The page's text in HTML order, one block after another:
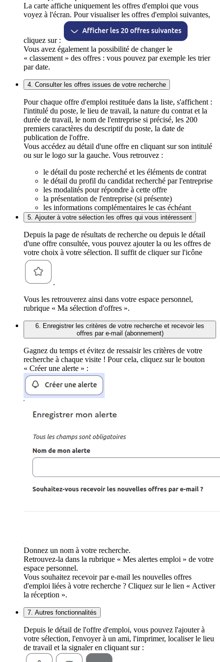
La carte affiche uniquement les offres d'emploi que vous
voyez à l'écran. Pour visualiser les offres d'emploi suivantes,
cliquez sur :
Vous avez également la possibilité de changer le
« classement » des offres : vous pouvez par exemple les trier
par date.
4. Consulter les offres issues de votre recherche
Pour chaque offre d'emploi restituée dans la liste, s'affichent :
l'intitulé du poste, le lieu de travail, la nature du contrat et la
durée de travail, le nom de l'entreprise si précisé, les 200
premiers caractères du descriptif du poste, la date de
publication de l'offre.
Vous accédez au détail d'une offre en cliquant sur son intitulé
ou sur le logo sur la gauche. Vous retrouvez :
le détail du poste recherché et les éléments de contrat
le détail du profil du candidat recherché par l'entreprise
les modalités pour répondre à cette offre
la présentation de l'entreprise (si présente)
les informations complémentaires le cas échéant
5. Ajouter à votre sélection les offres qui vous intéressent
Depuis la page de résultats de recherche ou depuis le détail
d'une offre consultée, vous pouvez ajouter la ou les offres de
votre choix à votre sélection. Il suffit de cliquer sur l'icône
.
Vous les retrouverez ainsi dans votre espace personnel,
rubrique « Ma sélection d'offres ».
6. Enregistrer les critères de votre recherche et recevoir les
offres par e-mail (abonnement)
Gagnez du temps et évitez de ressaisir les critères de votre
recherche à chaque visite ! Pour cela, cliquez sur le bouton
« Créer une alerte » :
Donnez un nom à votre recherche.
Retrouvez-la dans la rubrique « Mes alertes emploi » de votre
espace personnel.
Vous souhaitez recevoir par e-mail les nouvelles offres
d'emploi liées à votre recherche ? Cliquez sur le lien « Activer
la réception ».
7. Autres fonctionnalités
Depuis le détail de l'offre d'emploi, vous pouvez l'ajouter à
votre sélection, l'envoyer à un ami, l'imprimer, localiser le lieu
de travail et la signaler en cliquant sur :